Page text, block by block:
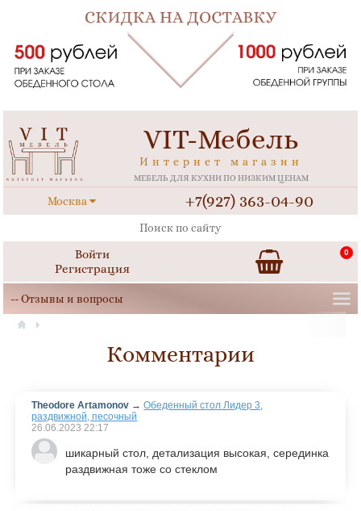
VIT-Мебель
Интернет магазин
МЕБЕЛЬ ДЛЯ КУХНИ ПО НИЗКИМ ЦЕНАМ
Москва +7(927) 363-04-90
Войти
Регистрация
0
Комментарии
Theodore Artamonov →Обеденный стол Лидер 3,
раздвижной, песочный
26.06.2023 22:17
шикарный стол, детализация высокая, серединка
раздвижная тоже со стеклом